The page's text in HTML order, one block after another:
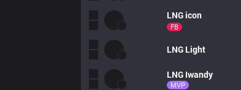
LNGicon
FB
LNG Light
LNG Iwandy
MVP